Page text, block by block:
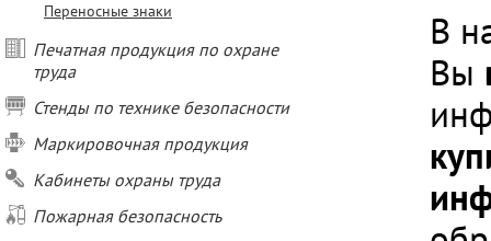
Переносные знаки
Печатная продукция по охране
труда
Стенды по технике безопасности
Маркировочная продукция
Кабинеты охраны труда
Пожарная безопасность
В
Вы